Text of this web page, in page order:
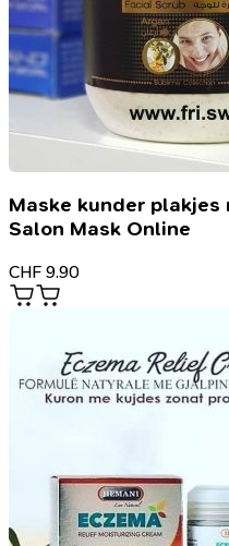
Maske kunder plakjes
Salon Mask Online
CHF 9.90